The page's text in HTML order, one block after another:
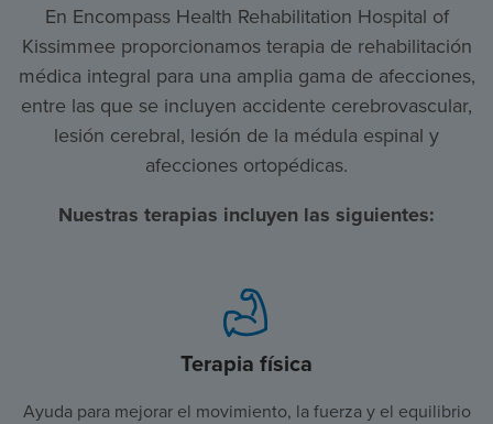
En Encompass Health Rehabilitation Hospital of
Kissimmee proporcionamos terapia de rehabilitación
médica integral para una amplia gama de afecciones,
entre las que se incluyen accidente cerebrovascular,
lesión cerebral, lesión de la médula espinal y
afecciones ortopédicas.
Nuestras terapias incluyen las siguientes:
Terapia física
Ayuda para mejorar el movimiento, la fuerza y el equilibrio